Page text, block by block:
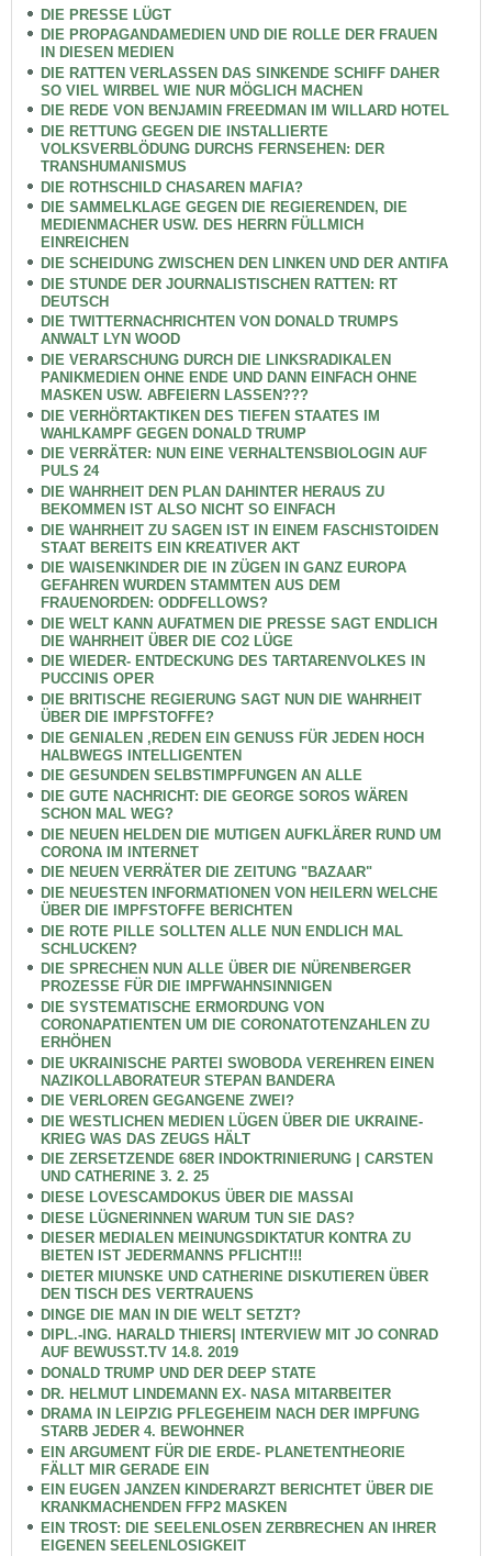
DIE PRESSE LÜGT
DIE PROPAGANDAMEDIEN UND DIE ROLLE DER FRAUEN
IN DIESEN MEDIEN
DIE RATTEN VERLASSEN DAS SINKENDE SCHIFF DAHER
SO VIEL WIRBEL WIE NUR MÖGLICH MACHEN
DIE REDE VON BENJAMIN FREEDMAN IM WILLARD HOTEL
DIE RETTUNG GEGEN DIE INSTALLIERTE
VOLKSVERBLÖDUNG DURCHS FERNSEHEN: DER
TRANSHUMANISMUS
DIE ROTHSCHILD CHASAREN MAFIA?
DIE SAMMELKLAGE GEGEN DIE REGIERENDEN, DIE
MEDIENMACHER USW. DES HERRN FÜLLMICH
EINREICHEN
DIE SCHEIDUNG ZWISCHEN DEN LINKEN UND DER ANTIFA
DIE STUNDE DER JOURNALISTISCHEN RATTEN: RT
DEUTSCH
DIE TWITTERNACHRICHTEN VON DONALD TRUMPS
ANWALT LYN WOOD
DIE VERARSCHUNG DURCH DIE LINKSRADIKALEN
PANIKMEDIEN OHNE ENDE UND DANN EINFACH OHNE
MASKEN USW. ABFEIERN LASSEN???
DIE VERHÖRTAKTIKEN DES TIEFEN STAATES IM
WAHLKAMPF GEGEN DONALD TRUMP
DIE VERRÄTER: NUN EINE VERHALTENSBIOLOGIN AUF
PULS 24
DIE WAHRHEIT DEN PLAN DAHINTER HERAUS ZU
BEKOMMEN IST ALSO NICHT SO EINFACH
DIE WAHRHEIT ZU SAGEN IST IN EINEM FASCHISTOIDEN
STAAT BEREITS EIN KREATIVER AKT
DIE WAISENKINDER DIE IN ZÜGEN IN GANZ EUROPA
GEFAHREN WURDEN STAMMTEN AUS DEM
FRAUENORDEN: ODDFELLOWS?
DIE WELT KANN AUFATMEN DIE PRESSE SAGT ENDLICH
DIE WAHRHEIT ÜBER DIE CO2 LÜGE
DIE WIEDER- ENTDECKUNG DES TARTARENVOLKES IN
PUCCINIS OPER
DIE BRITISCHE REGIERUNG SAGT NUN DIE WAHRHEIT
ÜBER DIE IMPFSTOFFE?
DIE GENIALEN ,REDEN EIN GENUSS FÜR JEDEN HOCH
HALBWEGS INTELLIGENTEN
DIE GESUNDEN SELBSTIMPFUNGEN AN ALLE
DIE GUTE NACHRICHT: DIE GEORGE SOROS WÄREN
SCHON MAL WEG?
DIE NEUEN HELDEN DIE MUTIGEN AUFKLÄRER RUND UM
CORONA IM INTERNET
DIE NEUEN VERRÄTER DIE ZEITUNG "BAZAAR"
DIE NEUESTEN INFORMATIONEN VON HEILERN WELCHE
ÜBER DIE IMPFSTOFFE BERICHTEN
DIE ROTE PILLE SOLLTEN ALLE NUN ENDLICH MAL
SCHLUCKEN?
DIE SPRECHEN NUN ALLE ÜBER DIE NÜRENBERGER
PROZESSE FÜR DIE IMPFWAHNSINNIGEN
DIE SYSTEMATISCHE ERMORDUNG VON
CORONAPATIENTEN UM DIE CORONATOTENZAHLEN ZU
ERHÖHEN
DIE UKRAINISCHE PARTEI SWOBODA VEREHREN EINEN
NAZIKOLLABORATEUR STEPAN BANDERA
DIE VERLOREN GEGANGENE ZWEI?
DIE WESTLICHEN MEDIEN LÜGEN ÜBER DIE UKRAINE-
KRIEG WAS DAS ZEUGS HÄLT
DIE ZERSETZENDE 68ER INDOKTRINIERUNG | CARSTEN
UND CATHERINE 3. 2. 25
DIESE LOVESCAMDOKUS ÜBER DIE MASSAI
DIESE LÜGNERINNEN WARUM TUN SIE DAS?
DIESER MEDIALEN MEINUNGSDIKTATUR KONTRA ZU
BIETEN IST JEDERMANNS PFLICHT!!!
DIETER MIUNSKE UND CATHERINE DISKUTIEREN ÜBER
DEN TISCH DES VERTRAUENS
DINGE DIE MAN IN DIE WELT SETZT?
DIPL.-ING. HARALD THIERS| INTERVIEW MIT JO CONRAD
AUF BEWUSST.TV 14.8. 2019
DONALD TRUMP UND DER DEEP STATE
DR. HELMUT LINDEMANN EX- NASA MITARBEITER
DRAMA IN LEIPZIG PFLEGEHEIM NACH DER IMPFUNG
STARB JEDER 4. BEWOHNER
EIN ARGUMENT FÜR DIE ERDE- PLANETENTHEORIE
FÄLLT MIR GERADE EIN
EIN EUGEN JANZEN KINDERARZT BERICHTET ÜBER DIE
KRANKMACHENDEN FFP2 MASKEN
EIN TROST: DIE SEELENLOSEN ZERBRECHEN AN IHRER
EIGENEN SEELENLOSIGKEIT